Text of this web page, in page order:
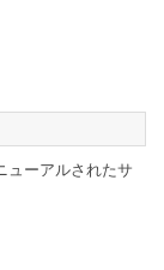
ューアルされたサ